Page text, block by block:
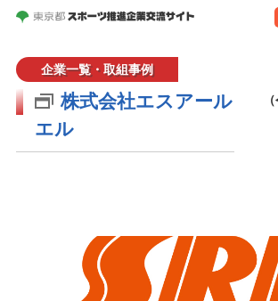
企業一覧・取組事例
株式会社エスアール
エル